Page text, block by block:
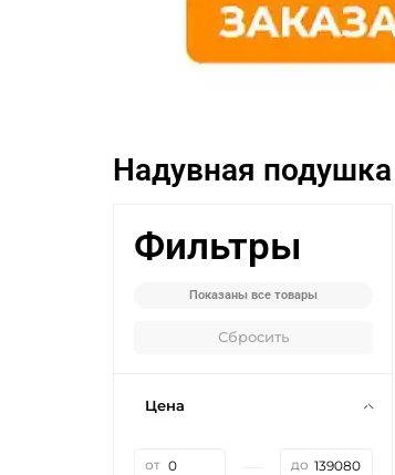
Надувная
Фильтры
Показаны все товары
Сбросить
Цена
от до